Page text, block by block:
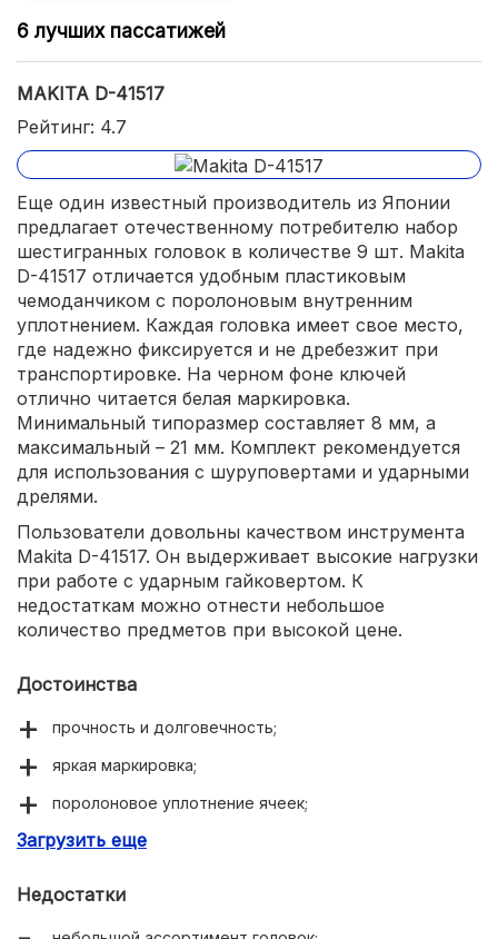
6 лучших пассатижей
MAKITA D-41517
Рейтинг: 4.7
Еще один известный производитель из Японии
предлагает отечественному потребителю набор
шестигранных головок в количестве 9 шт. Makita
D-41517 отличается удобным пластиковым
чемоданчиком с поролоновым внутренним
уплотнением. Каждая головка имеет свое место,
где надежно фиксируется и не дребезжит при
транспортировке. На черном фоне ключей
отлично читается белая маркировка.
Минимальный типоразмер составляет 8 мм, а
максимальный – 21 мм. Комплект рекомендуется
для использования с шуруповертами и ударными
дрелями.
Пользователи довольны качеством инструмента
Makita D-41517. Он выдерживает высокие нагрузки
при работе с ударным гайковертом. К
недостаткам можно отнести небольшое
количество предметов при высокой цене.
Достоинства
прочность и долговечность;
яркая маркировка;
поролоновое уплотнение ячеек;
компактный кейс.
Загрузить еще
Недостатки